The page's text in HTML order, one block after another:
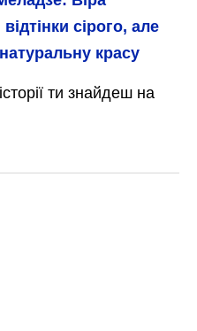
сірого, але
красу
ти знайдеш на